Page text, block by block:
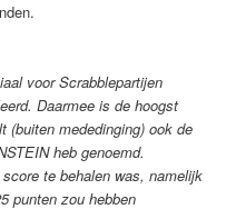
voor Scrabblepartijen
Daarmee is de hoogst
(buiten mededinging) ook de
heb genoemd.
te behalen was, namelijk
punten zou hebben